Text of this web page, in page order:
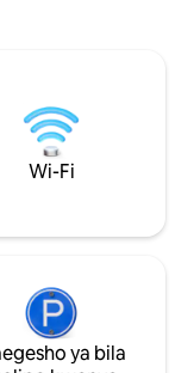
(mbwa/paka) ya
kipenzi itaombwa
Wi-Fi
ya bila